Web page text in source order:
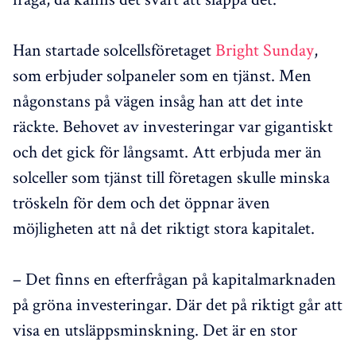
Han startade solcellsföretaget Bright Sunday,
som erbjuder solpaneler som en tjänst. Men
någonstans på vägen insåg han att det inte
räckte. Behovet av investeringar var gigantiskt
och det gick för långsamt. Att erbjuda mer än
solceller som tjänst till företagen skulle minska
tröskeln för dem och det öppnar även
möjligheten att nå det riktigt stora kapitalet.
– Det finns en efterfrågan på kapitalmarknaden
på gröna investeringar. Där det på riktigt går att
visa en utsläppsminskning. Det är en stor